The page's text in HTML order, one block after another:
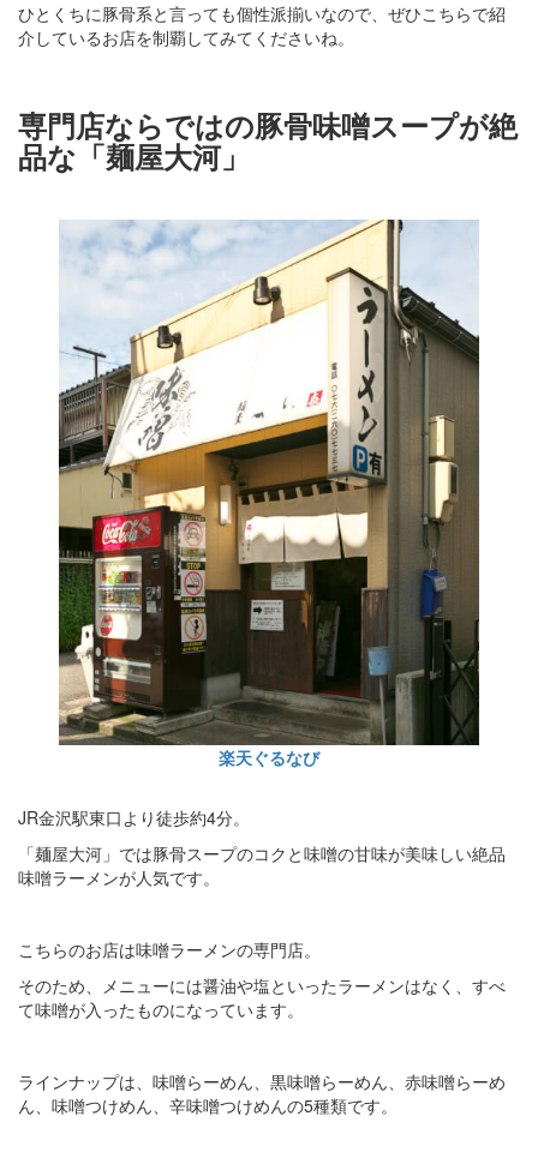
ひとくちに豚骨系と言っても個性派揃いなので、ぜひこちらで紹
介しているお店を制覇してみてくださいね。
専門店ならではの豚骨味噌スープが絶
品な「麺屋大河」
楽天ぐるなび
JR金沢駅東口より徒歩約4分。
「麺屋大河」では豚骨スープのコクと味噌の甘味が美味しい絶品
味噌ラーメンが人気です。
こちらのお店は味噌ラーメンの専門店。
そのため、メニューには醤油や塩といったラーメンはなく、すべ
て味噌が入ったものになっています。
ラインナップは、味噌らーめん、黒味噌らーめん、赤味噌らーめ
ん、味噌つけめん、辛味噌つけめんの5種類です。